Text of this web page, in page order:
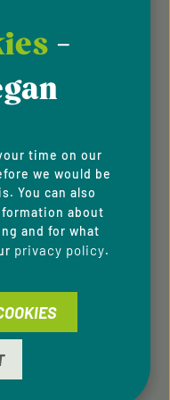
-
time on our
we would be
You can also
about
and for what
privacy policy.